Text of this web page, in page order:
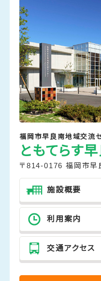
福岡市早良南地域交流
ともてらす
〒814-0176 福岡市早
施設概要
利用案内
交通アクセス